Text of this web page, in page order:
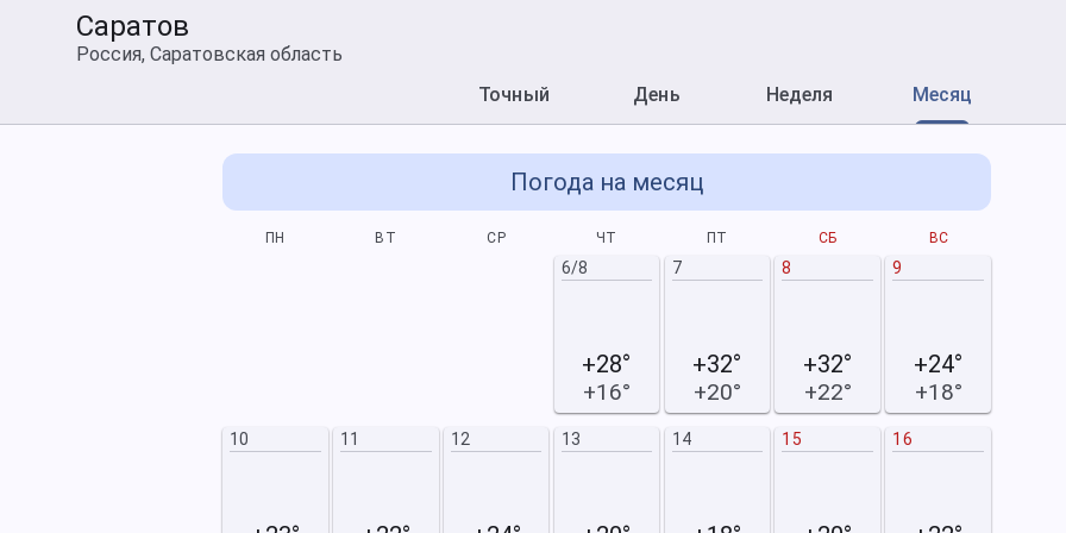
Саратов
Россия, Саратовская область
Точный
День Неделя Месяц
Погода на месяц
ПН ВТ СР ЧТ ПТ СБ ВС
6/8
+28°
+16°
7
+32°
+20°
8
+32°
+22°
9
+24°
+18°
10 11 12 13 14 15 16